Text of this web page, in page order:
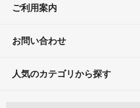
ご利用案内
お問い合わせ
人気のカテゴリから探す